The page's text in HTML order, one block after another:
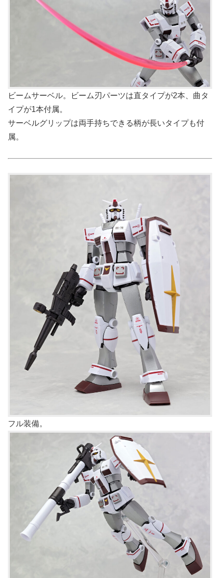
ビームサーベル。ビーム刃パーツは直タイプが2本、曲タ
イプが1本付属。
サーベルグリップは両手持ちできる柄が長いタイプも付
属。
フル装備。